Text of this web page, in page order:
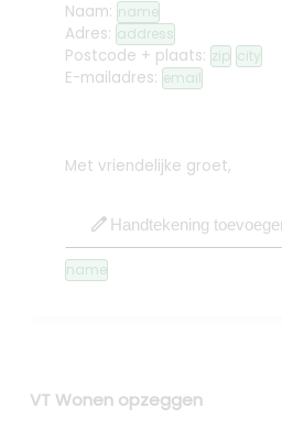
Naam: name
Adres: address
Postcode + plaats: zip city
E-mailadres: email
Met vriendelijke groet,
edit Handtekening
name
VT Wonen opzeggen